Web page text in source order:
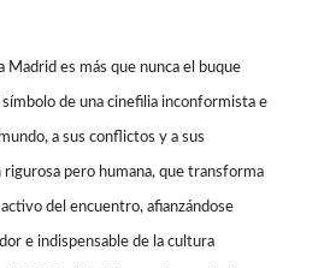
Madrid es más que nunca el buque
de una cinefilia inconformista e
a sus conflictos y a sus
rigurosa pero humana, que transforma
del encuentro, afianzándose
e indispensable de la cultura